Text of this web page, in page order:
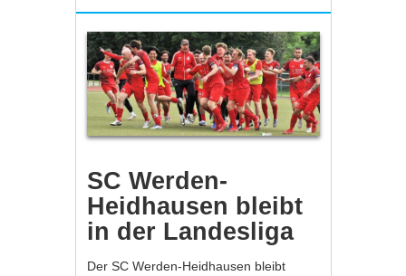
SC Werden-
Heidhausen bleibt
in der Landesliga
Der SC Werden-Heidhausen bleibt